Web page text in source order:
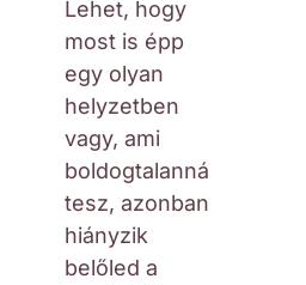
Lehet, hogy
most is épp
egy olyan
helyzetben
vagy, ami
boldogtalanná
tesz, azonban
hiányzik
belőled a